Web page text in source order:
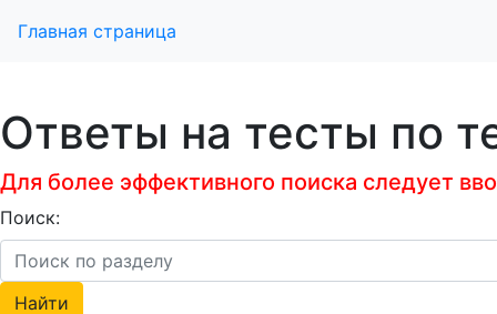
Главная страница
Ответы на тесты по
Для более эффективного поиска следует
Поиск: